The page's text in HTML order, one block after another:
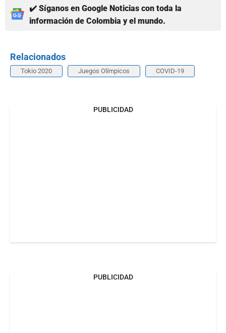
✔️ Síganos en Google Noticias con toda la
información de Colombia y el mundo.
Relacionados
Tokio 2020 Juegos Olímpicos COVID-19
PUBLICIDAD
PUBLICIDAD